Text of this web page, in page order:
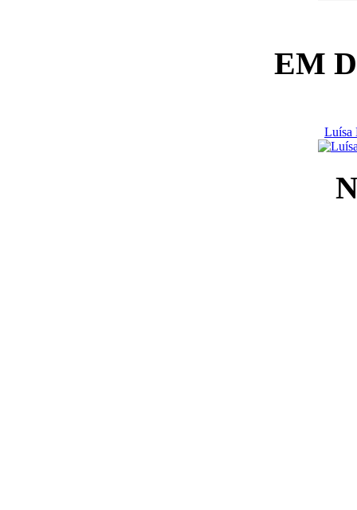
EM
Luísa